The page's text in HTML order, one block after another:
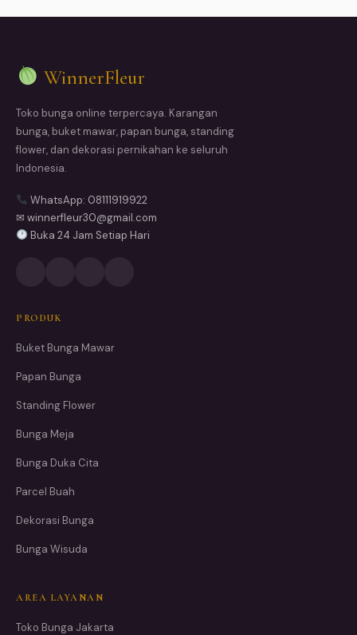
WinnerFleur
Toko bunga online terpercaya. Karangan
bunga, buket mawar, papan bunga, standing
flower, dan dekorasi pernikahan ke seluruh
Indonesia.
WhatsApp: 08111919922
✉ winnerfleur30@gmail.com
Buka 24 Jam Setiap Hari
PRODUK
Buket Bunga Mawar
Papan Bunga
Standing Flower
Bunga Meja
Bunga Duka Cita
Parcel Buah
Dekorasi Bunga
Bunga Wisuda
AREA LAYANAN
Toko Bunga Jakarta